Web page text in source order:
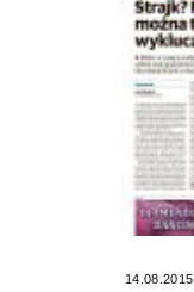
14.08.2015